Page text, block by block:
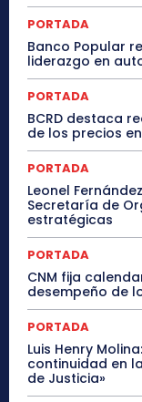
PORTADA
Banco Popular
liderazgo en
PORTADA
BCRD destaca
de los precios
PORTADA
Leonel
Secretaría de
estratégicas
PORTADA
CNM fija
desempeño de
PORTADA
Luis Henry
continuidad en
de Justicia»